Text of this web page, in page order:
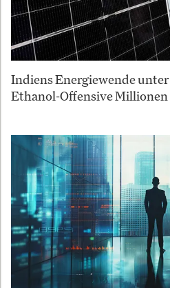
Indiens Energiewende
Ethanol-Offensive